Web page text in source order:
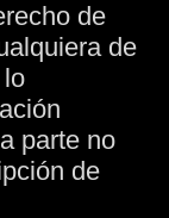
de
de
parte no
de